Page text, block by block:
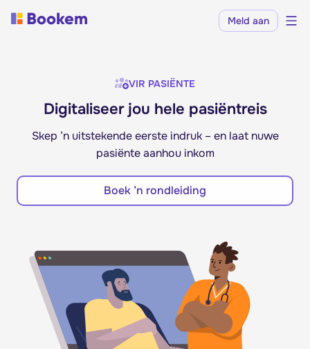
Meld aan
VIR PASIËNTE
Digitaliseer jou hele pasiëntreis
Skep ’n uitstekende eerste indruk – en laat nuwe
pasiënte aanhou inkom
Boek ’n rondleiding